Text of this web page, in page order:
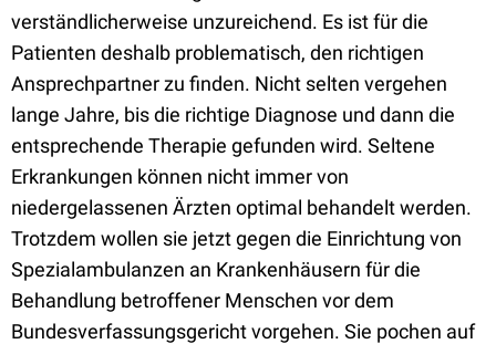
verständlicherweise unzureichend. Es ist für die
Patienten deshalb problematisch, den richtigen
Ansprechpartner zu finden. Nicht selten vergehen
lange Jahre, bis die richtige Diagnose und dann die
entsprechende Therapie gefunden wird. Seltene
Erkrankungen können nicht immer von
niedergelassenen Ärzten optimal behandelt werden.
Trotzdem wollen sie jetzt gegen die Einrichtung von
Spezialambulanzen an Krankenhäusern für die
Behandlung betroffener Menschen vor dem
Bundesverfassungsgericht vorgehen. Sie pochen auf